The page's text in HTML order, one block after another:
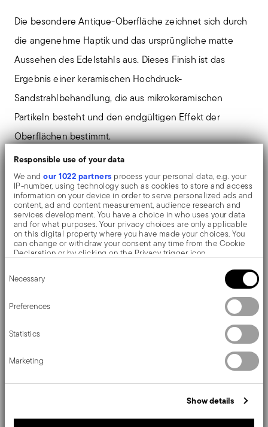
Responsible use of your data
We andour 1022 partners process your personal data, e.g. your
IP-number, using technology such as cookies to store and access
information on your device in order to serve personalized ads and
content, ad and content measurement, audience research and
services development. You have a choice in who uses your data
and for what purposes. Your privacy choices are only applicable
on this digital property where you have made your choices. You
can change or withdraw your consent any time from the Cookie
Declaration or by clicking on the Privacy trigger icon.
Collect information about your geographical location
Identify your device by actively scanning it for specific
characteristics (fingerprinting)
Find out more about how your personal data is processed and set
your preferences in the
We use cookies to personalise content and ads, to provide social
media features and to analyse our traffic. We also share
information about your use of our site with our social media,
advertising and analytics partners who may combine it with other
Selection
Necessary
Preferences
Statistics
Marketing
Show details
Die besondere Antique-Oberfläche zeichnet sich durch
die angenehme Haptik und das ursprüngliche matte
Aussehen des Edelstahls aus. Dieses Finish ist das
Ergebnis einer keramischen Hochdruck-
Sandstrahlbehandlung, die aus mikrokeramischen
Partikeln besteht und den endgültigen Effekt der
Oberflächen bestimmt.
Das Monoblockmesser wird aus einem einzigen Stück
Stahl gefertigt. Im Vergleich zum Messer mit Hohlheft,
das aus zwei Teilen besteht, gibt es beim einteiligen
Messer keine Lücken zwischen Griff und Klinge. Wenn
Sie ein solches Messer in der Hand halten, haben Sie